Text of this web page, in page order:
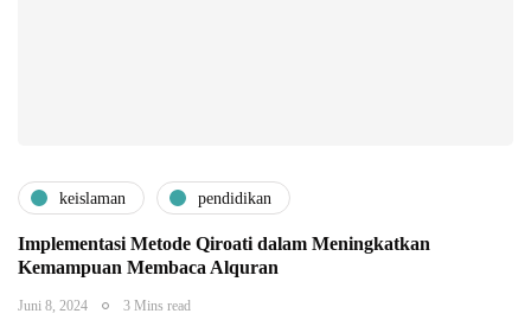
keislaman pendidikan
Implementasi Metode Qiroati dalam Meningkatkan
Kemampuan Membaca Alquran
Juni 8, 2024 3 Mins read